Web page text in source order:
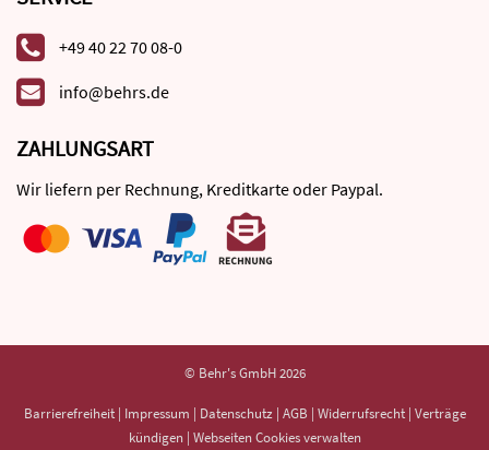
+49 40 22 70 08-0
info@behrs.de
ZAHLUNGSART
Wir liefern per Rechnung, Kreditkarte oder Paypal.
© Behr's GmbH 2026
Barrierefreiheit | Impressum | Datenschutz | AGB | Widerrufsrecht | Verträge
kündigen | Webseiten Cookies verwalten